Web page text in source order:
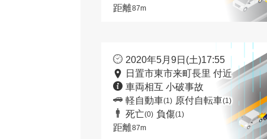
距離87m
2020年5月9日(土)17:55
日置市東市来町長里 付近
車両相互 小破事故
軽自動車(1) 原付自転車(1)
死亡(0) 負傷(1)
距離87m